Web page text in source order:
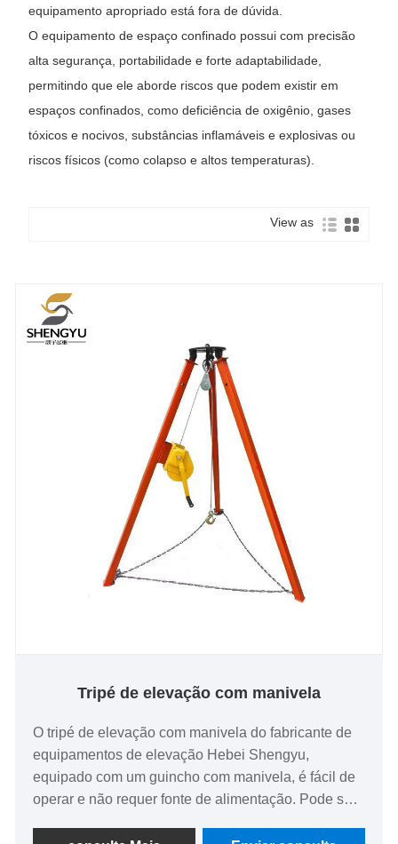
equipamento apropriado está fora de dúvida.
O equipamento de espaço confinado possui com precisão
alta segurança, portabilidade e forte adaptabilidade,
permitindo que ele aborde riscos que podem existir em
espaços confinados, como deficiência de oxigênio, gases
tóxicos e nocivos, substâncias inflamáveis ​​e explosivas ou
riscos físicos (como colapso e altos temperaturas).
View as
Tripé de elevação com manivela
O tripé de elevação com manivela do fabricante de
equipamentos de elevação Hebei Shengyu,
equipado com um guincho com manivela, é fácil de
operar e não requer fonte de alimentação. Pode ser